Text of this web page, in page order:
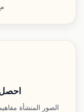
الصور المنشأة